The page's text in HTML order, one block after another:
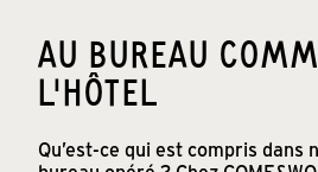
AU BUREAU
L'HÔTEL
Qu’est-ce qui est compris dans